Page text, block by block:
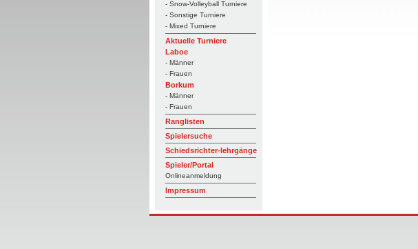
- Snow-Volleyball Turniere
- Sonstige Turniere
- Mixed Turniere
Aktuelle Turniere
Laboe
- Männer
- Frauen
Borkum
- Männer
- Frauen
Ranglisten
Spielersuche
Schiedsrichter-lehrgänge
Spieler/Portal
Onlineanmeldung
Impressum